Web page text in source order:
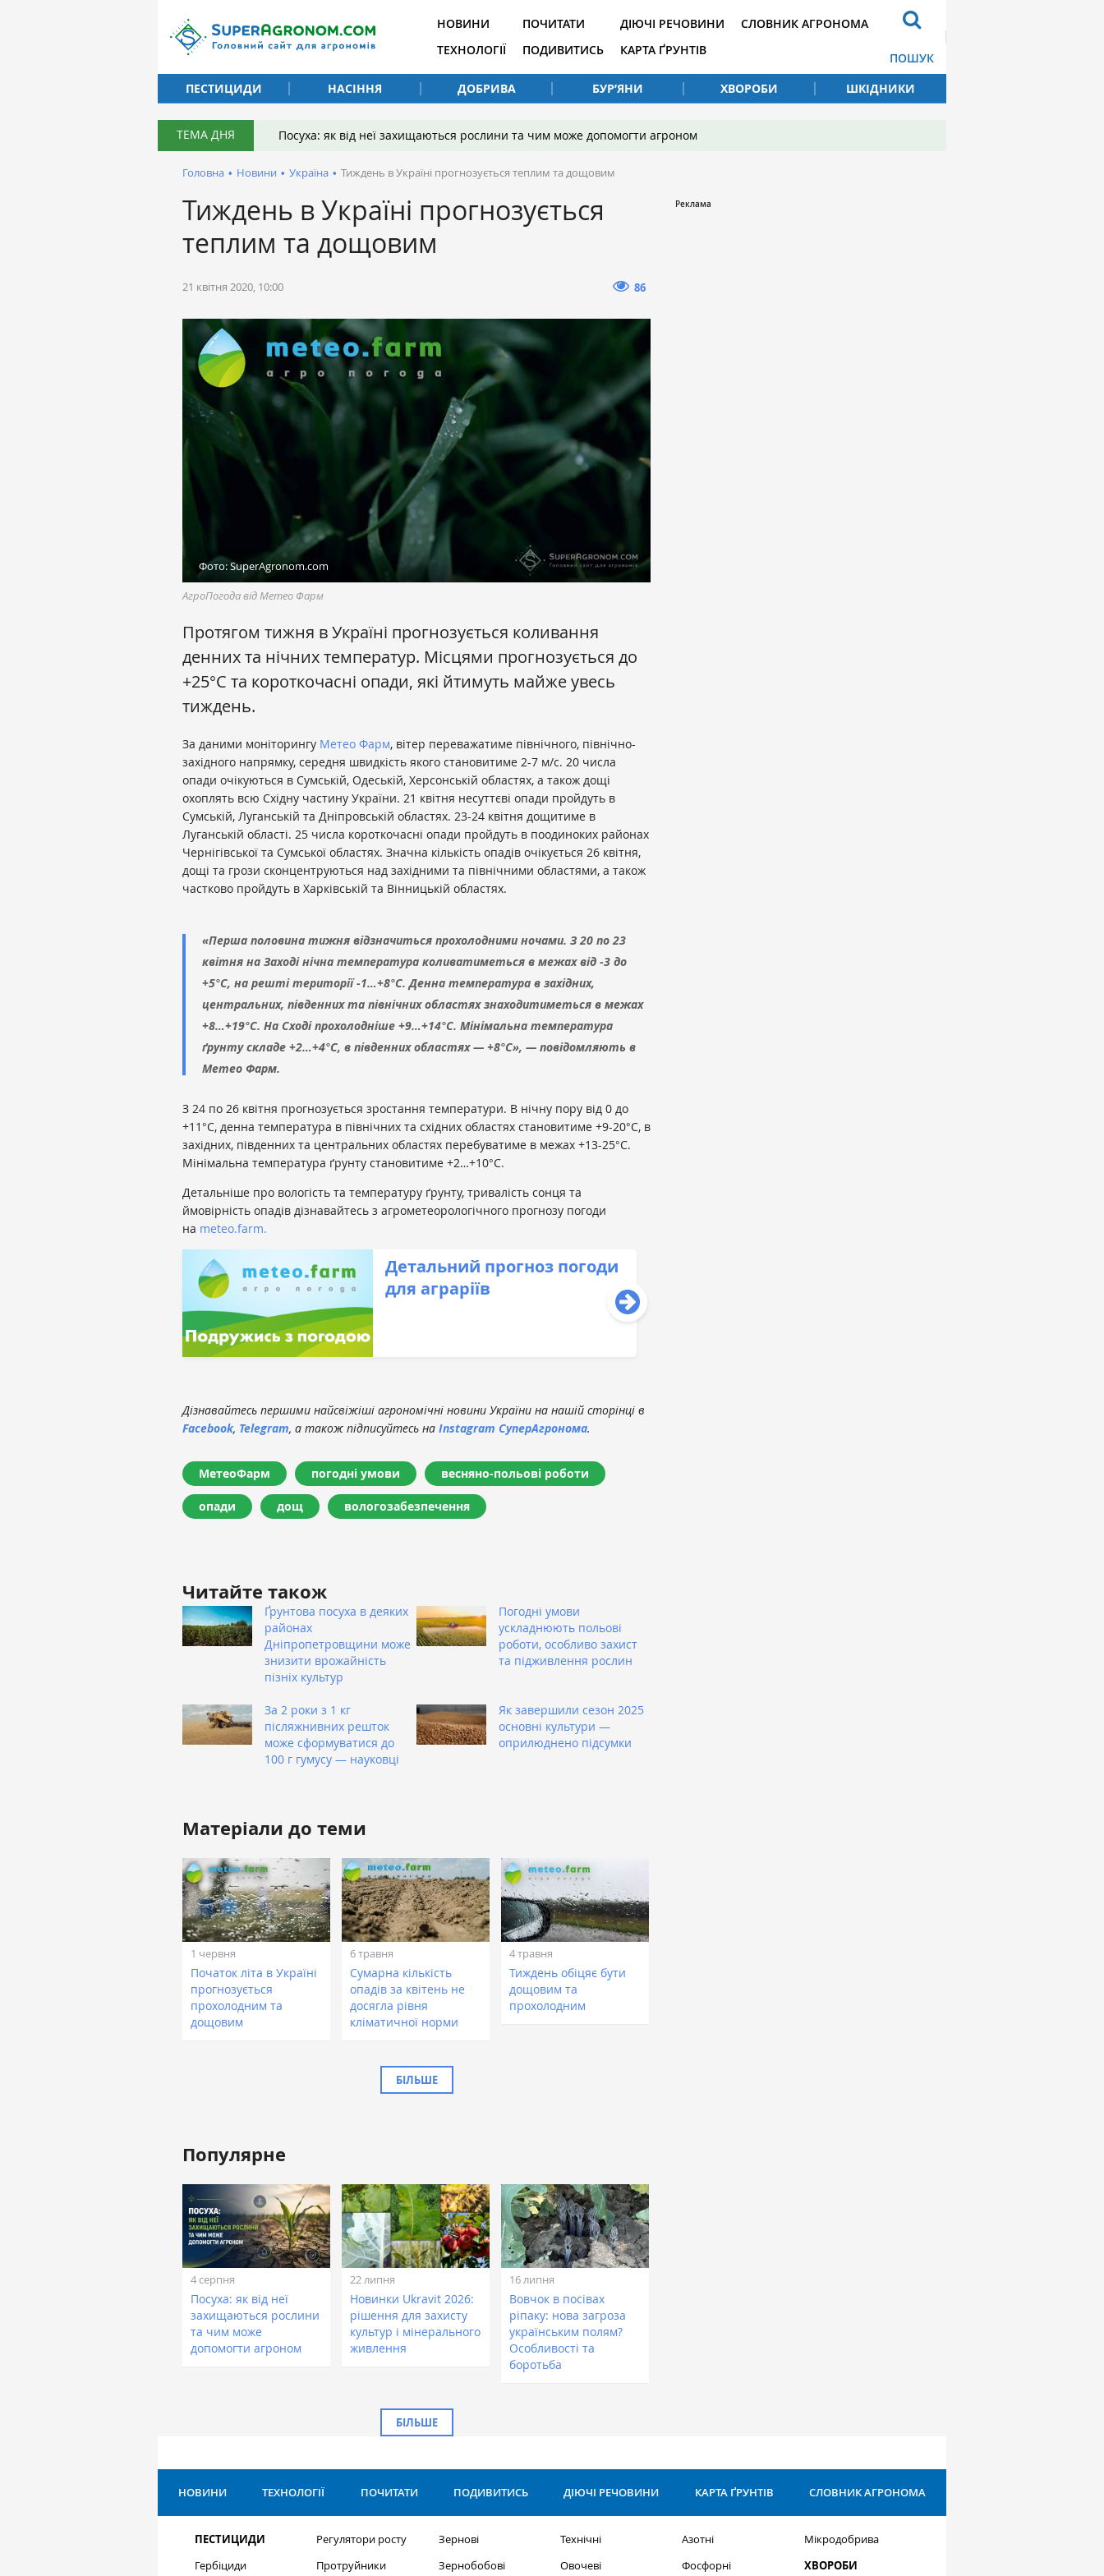
НОВИНИ
ТЕХНОЛОГІЇ
ПОЧИТАТИ
ПОДИВИТИСЬ
ДІЮЧІ РЕЧОВИНИ
КАРТА ҐРУНТІВ
СЛОВНИК АГРОНОМА
ПОШУК
ПЕСТИЦИДИ
НАСІННЯ ДОБРИВА БУР’ЯНИ ХВОРОБИ ШКІДНИКИ
ТЕМА ДНЯ Посуха: як від неї захищаються рослини та чим може допомогти агроном
Головна • Новини • Україна • Тиждень в Україні прогнозується теплим та дощовим
Тиждень в Україні прогнозується
теплим та дощовим
21 квітня 2020, 10:00 86
Фото: SuperAgronom.com
АгроПогода від Метео Фарм
Протягом тижня в Україні прогнозується коливання
денних та нічних температур. Місцями прогнозується до
+25°С та короткочасні опади, які йтимуть майже увесь
тиждень.
За даними моніторингу Метео Фарм, вітер переважатиме північного, північно-
західного напрямку, середня швидкість якого становитиме 2-7 м/с. 20 числа
опади очікуються в Сумській, Одеській, Херсонській областях, а також дощі
охоплять всю Східну частину України. 21 квітня несуттєві опади пройдуть в
Сумській, Луганській та Дніпровській областях. 23-24 квітня дощитиме в
Луганській області. 25 числа короткочасні опади пройдуть в поодиноких районах
Чернігівської та Сумської областях. Значна кількість опадів очікується 26 квітня,
дощі та грози сконцентруються над західними та північними областями, а також
частково пройдуть в Харківській та Вінницькій областях.
«Перша половина тижня відзначиться прохолодними ночами. З 20 по 23
квітня на Заході нічна температура коливатиметься в межах від -3 до
+5°С, на решті території -1…+8°С. Денна температура в західних,
центральних, південних та північних областях знаходитиметься в межах
+8…+19°С. На Сході прохолодніше +9…+14°С. Мінімальна температура
ґрунту складе +2…+4°С, в південних областях — +8°С», — повідомляють в
Метео Фарм.
З 24 по 26 квітня прогнозується зростання температури. В нічну пору від 0 до
+11°С, денна температура в північних та східних областях становитиме +9-20°С, в
західних, південних та центральних областях перебуватиме в межах +13-25°С.
Мінімальна температура ґрунту становитиме +2…+10°С.
Детальніше про вологість та температуру ґрунту, тривалість сонця та
ймовірність опадів дізнавайтесь з агрометеорологічного прогнозу погоди
на meteo.farm.
Детальний прогноз погоди
для аграріїв
Дізнавайтесь першими найсвіжіші агрономічні новини України на нашій сторінці в
Facebook, Telegram, а також підписуйтесь на Instagram СуперАгронома.
МетеоФарм погодні умови весняно-польові роботи
опади дощ вологозабезпечення
Читайте також
Ґрунтова посуха в деяких
районах
Дніпропетровщини може
знизити врожайність
пізніх культур
Погодні умови
ускладнюють польові
роботи, особливо захист
та підживлення рослин
За 2 роки з 1 кг
післяжнивних решток
може сформуватися до
100 г гумусу — науковці
Як завершили сезон 2025
основні культури —
оприлюднено підсумки
Матеріали до теми
1 червня
Початок літа в Україні
прогнозується
прохолодним та
дощовим
6 травня
Сумарна кількість
опадів за квітень не
досягла рівня
кліматичної норми
4 травня
Тиждень обіцяє бути
дощовим та
прохолодним
БІЛЬШЕ
Популярне
4 серпня
Посуха: як від неї
захищаються рослини
та чим може
допомогти агроном
22 липня
Новинки Ukravit 2026:
рішення для захисту
культур і мінерального
живлення
16 липня
Вовчок в посівах
ріпаку: нова загроза
українським полям?
Особливості та
боротьба
БІЛЬШЕ
НОВИНИ ТЕХНОЛОГІЇ ПОЧИТАТИ ПОДИВИТИСЬ ДІЮЧІ РЕЧОВИНИ КАРТА ҐРУНТІВ СЛОВНИК АГРОНОМА
ПЕСТИЦИДИ
Гербіциди
Регулятори росту
Протруйники
Зернові
Зернобобові
Технічні
Овочеві
Азотні
Фосфорні
Мікродобрива
ХВОРОБИ